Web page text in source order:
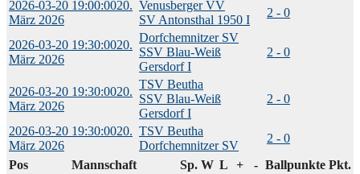
2026-03-20 19:00:0020.
März 2026
Venusberger VV
SV Antonsthal 1950 I
2 - 0
2026-03-20 19:30:0020.
März 2026
Dorfchemnitzer SV
SSV Blau-Weiß
Gersdorf I
2 - 0
2026-03-20 19:30:0020.
März 2026
TSV Beutha
SSV Blau-Weiß
Gersdorf I
2 - 0
2026-03-20 19:30:0020.
März 2026
TSV Beutha
Dorfchemnitzer SV
2 - 0
Pos
Mannschaft Sp. W L + - Ballpunkte Pkt.